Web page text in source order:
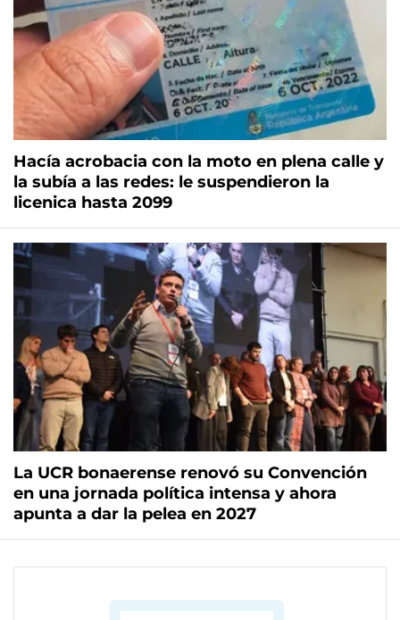
Hacía acrobacia con la moto en plena calle y
la subía a las redes: le suspendieron la
licenica hasta 2099
La UCR bonaerense renovó su Convención
en una jornada política intensa y ahora
apunta a dar la pelea en 2027